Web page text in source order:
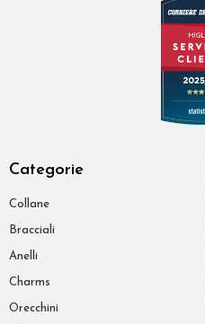
Categorie
Collane
Bracciali
Anelli
Charms
Orecchini